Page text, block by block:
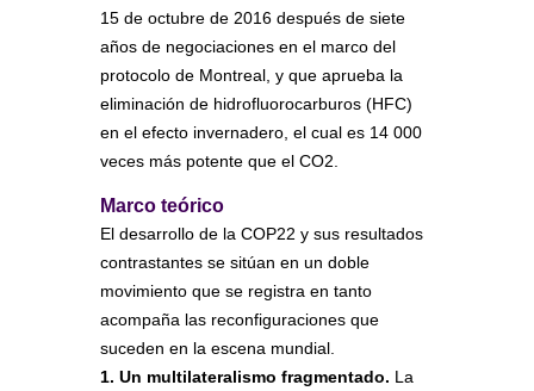
15 de octubre de 2016 después de siete
años de negociaciones en el marco del
protocolo de Montreal, y que aprueba la
eliminación de hidrofluorocarburos (HFC)
en el efecto invernadero, el cual es 14 000
veces más potente que el CO2.
Marco teórico
El desarrollo de la COP22 y sus resultados
contrastantes se sitúan en un doble
movimiento que se registra en tanto
acompaña las reconfiguraciones que
suceden en la escena mundial.
1. Un multilateralismo fragmentado. La